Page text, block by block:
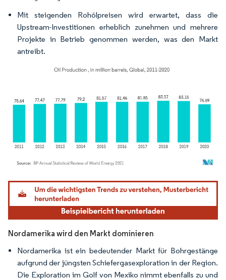
Mit steigenden Rohölpreisen wird erwartet, dass die
Upstream-Investitionen erheblich zunehmen und mehrere
Projekte in Betrieb genommen werden, was den Markt
antreibt.
Bild © Mordor Intelligence. Wiederverwendung erfordert Namensnennung gemäß
Nordamerika wird den Markt dominieren
Nordamerika ist ein bedeutender Markt für Bohrgestänge
aufgrund der jüngsten Schiefergasexploration in der Region.
Die Exploration im Golf von Mexiko nimmt ebenfalls zu und